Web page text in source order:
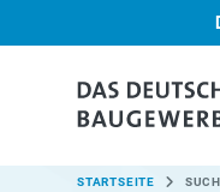
SIE SIND HIER:
STARTSEITE